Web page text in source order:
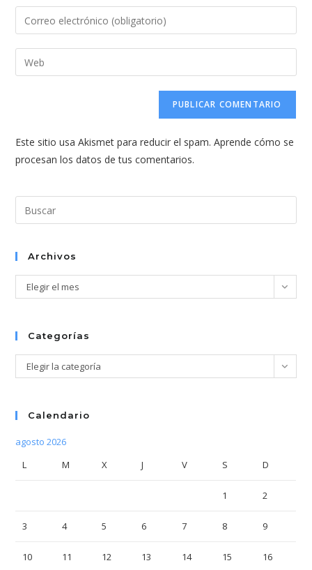
nombre
de
usuario
Introduce
tu
dirección
de
comentar
Introduce
la
web
(opcional)
Este sitio usa Akismet para reducir el spam.Aprende cómo se
procesan los datos de tus comentarios.
el
Archivos
Archivos
Elegir el mes
Categorías
Categorías
Elegir la categoría
Calendario
agosto 2026
L
M X J V S D
1 2
3 4 5 6 7 8 9
10 11 12 13 14 15 16